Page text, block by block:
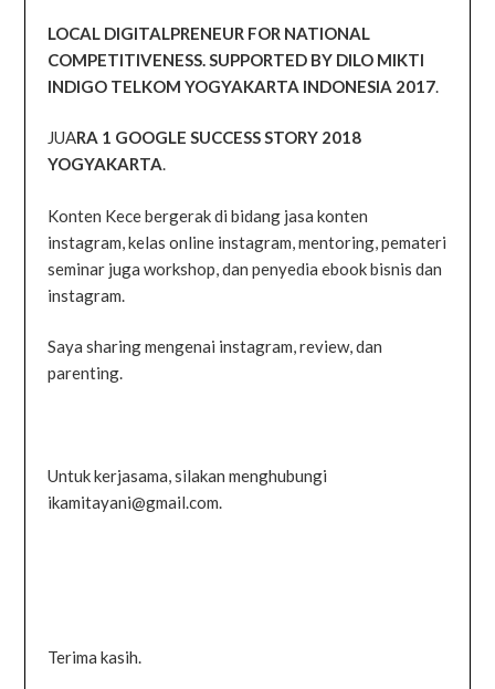
LOCAL DIGITALPRENEUR FOR NATIONAL
COMPETITIVENESS. SUPPORTED BY DILO MIKTI
INDIGO TELKOM YOGYAKARTA INDONESIA 2017.
JUARA 1 GOOGLE SUCCESS STORY 2018
YOGYAKARTA.
Konten Kece bergerak di bidang jasa konten
instagram, kelas online instagram, mentoring, pemateri
seminar juga workshop, dan penyedia ebook bisnis dan
instagram.
Saya sharing mengenai instagram, review, dan
parenting.
Untuk kerjasama, silakan menghubungi
ikamitayani@gmail.com.
Terima kasih.